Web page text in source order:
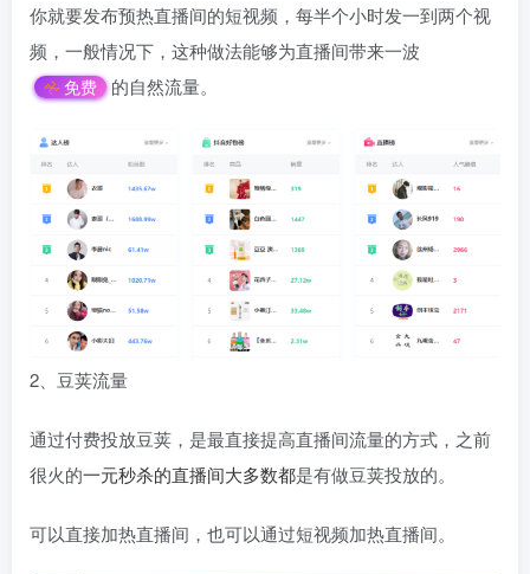
你就要发布预热直播间的短视频，每半个小时发一到两个视
频，一般情况下，这种做法能够为直播间带来一波
免费 的自然流量。
2、豆荚流量
通过付费投放豆荚，是最直接提高直播间流量的方式，之前
很火的一元秒杀的直播间大多数都是有做豆荚投放的。
可以直接加热直播间，也可以通过短视频加热直播间。